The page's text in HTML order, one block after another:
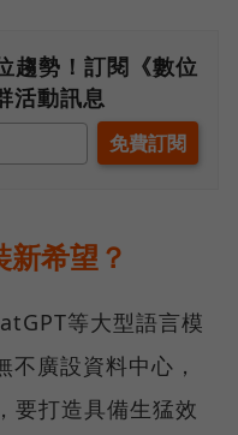
趨勢！訂閱《數位
活動訊息
希望？
等大型語言模
廣設資料中心，
要打造具備生猛效